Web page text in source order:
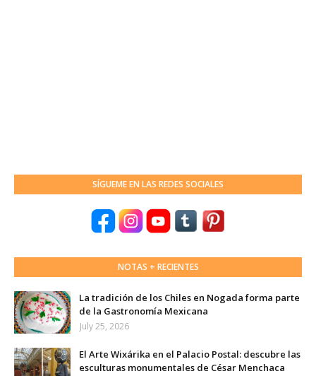
SÍGUEME EN LAS REDES SOCIALES
NOTAS + RECIENTES
La tradición de los Chiles en Nogada forma parte
de la Gastronomía Mexicana
July 25, 2026
El Arte Wixárika en el Palacio Postal: descubre las
esculturas monumentales de César Menchaca